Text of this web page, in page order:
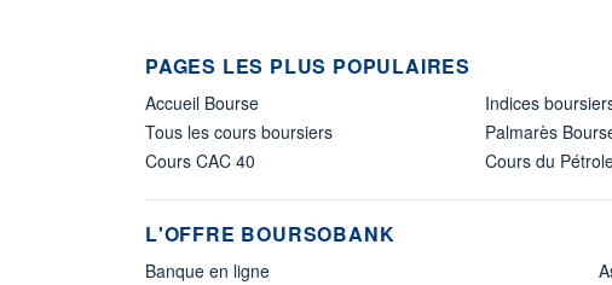
PAGES LES PLUS POPULAIRES
Accueil Bourse
Tous les cours boursiers
Cours CAC 40
Indices
Palmarès
Cours du
L'OFFRE BOURSOBANK
Banque en ligne